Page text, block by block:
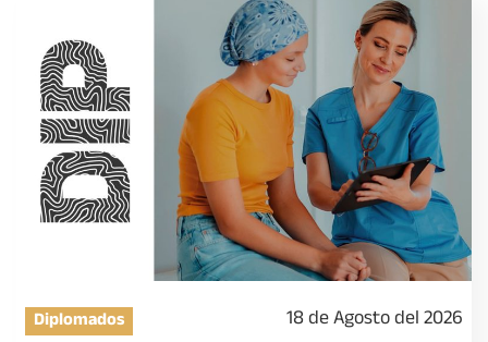
Diplomados 18 de Agosto del 2026